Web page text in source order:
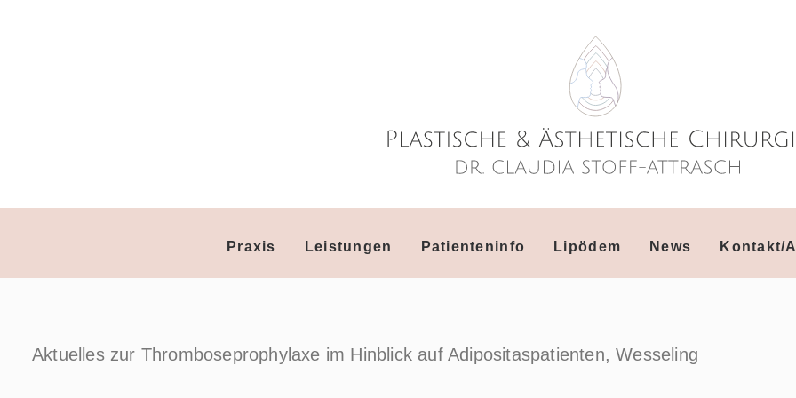
Praxis Leistungen Patienteninfo Lipödem News Kontakt/
Aktuelles zur Thromboseprophylaxe im Hinblick auf Adipositaspatienten, Wesseling